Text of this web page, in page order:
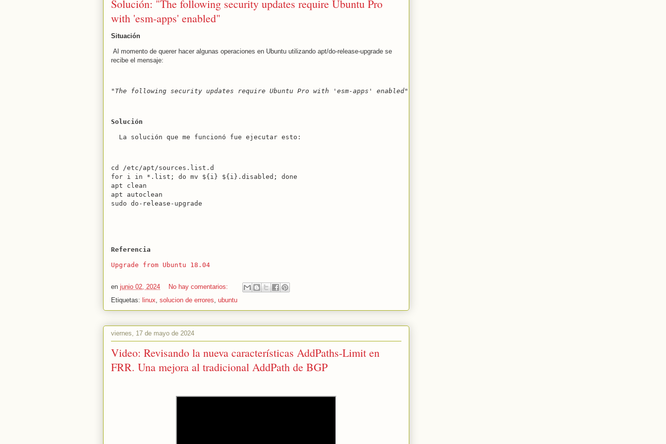
Solución: "The following security updates require Ubuntu Pro
with 'esm-apps' enabled"
Situación
Al momento de querer hacer algunas operaciones en Ubuntu utilizando apt/do-release-upgrade se
recibe el mensaje:
"The following security updates require Ubuntu Pro with 'esm-apps' enabled"
Solución
  La solución que me funcionó fue ejecutar esto:
cd /etc/apt/sources.list.d
for i in *.list; do mv ${i} ${i}.disabled; done
apt clean
apt autoclean
sudo do-release-upgrade
Referencia
Upgrade from Ubuntu 18.04
en junio 02, 2024
No hay comentarios:
Etiquetas: linux, solucion de errores, ubuntu
viernes, 17 de mayo de 2024
Video: Revisando la nueva características AddPaths-Limit en
FRR. Una mejora al tradicional AddPath de BGP